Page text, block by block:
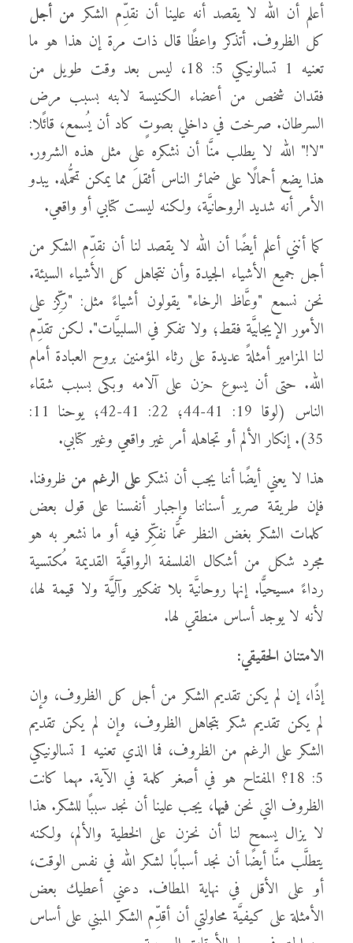
أعلم أن الله لا يقصد أنه علينا أن نقدِّم الشكر من أجل
كل الظروف. أتذكر واعظًا قال ذات مرة إن هذا هو ما
تعنيه 1 تسالونيكي 5: 18، ليس بعد وقت طويل من
فقدان شخص من أعضاء الكنيسة لابنه بسبب مرض
السرطان. صرخت في داخلي بصوتٍ كاد أن يُسمع، قائًلا:
"لا!" الله لا يطلب منَّا أن نشكره على مثل هذه الشرور.
هذا يضع أحمالًا على ضمائر الناس أثقلَ مما يمكن تحمُّله. يبدو
الأمر أنه شديد الروحانيَّة، ولكنه ليست كتابي أو واقعي.
كما أنني أعلم أيضًا أن الله لا يقصد لنا أن نقدِّم الشكر من
أجل جميع الأشياء الجيدة وأن نتجاهل كل الأشياء السيئة.
نحن نسمع "وعَّاظ الرخاء" يقولون أشياءً مثل: "ركِّز على
الأمور الإيجابيَّة فقط؛ ولا تفكر في السلبيَّات". لكن تقدِّم
لنا المزامير أمثلةً عديدة على رثاء المؤمنين بروح العبادة أمام
الله. حتى أن يسوع حزن على آلامه وبكى بسبب شقاء
الناس (لوقا 19: 41-44؛ 22: 41-42؛ يوحنا 11:
35). إنكار الألم أو تجاهله أمر غير واقعي وغير كتابي.
هذا لا يعني أيضًا أننا يجب أن نشكرعلى الرغم من ظروفنا.
فإن طريقة صرير أسناننا وإجبار أنفسنا على قول بعض
كلمات الشكر بغض النظر عمَّا نفكِّر فيه أو ما نشعر به هو
مجرد شكل من أشكال الفلسفة الرواقيَّة القديمة مُكتسية
رداءً مسيحيًّا. إنها روحانيَّة بلا تفكير وآليَّة ولا قيمة لها،
لأنه لا يوجد أساس منطقي لها.
الامتنان الحقيقي:
إذًا، إن لم يكن تقديم الشكر من أجل كل الظروف، وإن
لم يكن تقديم شكر بتجاهل الظروف، وإن لم يكن تقديم
الشكر على الرغم من الظروف، فما الذي تعنيه 1 تسالونيكي
5: 18؟ المفتاح هو في أصغر كلمة في الآية. مهما كانت
الظروف التي نحن فيها، يجب علينا أن نجد سببًا للشكر. هذا
لا يزال يسمح لنا أن نحزن على الخطية والألم، ولكنه
يتطلَّب منَّا أيضًا أن نجد أسبابًا لشكر الله في نفس الوقت،
أو على الأقل في نهاية المطاف. دعني أعطيك بعض
الأمثلة على كيفيَّة محاولتي أن أقدِّم الشكر المبني على أساس